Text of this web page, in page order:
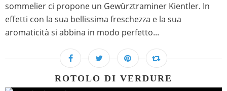
sommelier ci propone un Gewürztraminer Kientler. In
effetti con la sua bellissima freschezza e la sua
aromaticità si abbina in modo perfetto...
ROTOLO DI VERDURE